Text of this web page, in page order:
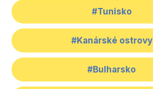
#Tunisko
#Kanárské ostrovy
#Bulharsko